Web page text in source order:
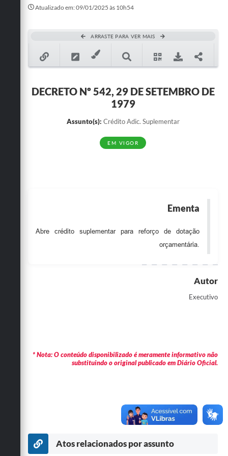
Mapa do Site
SIC
Emprega
Links
Secretarias
Atualizado em: 09/01/2025 às 10h54
ARRASTE PARA VER MAIS
DECRETO Nº 542, 29 DE SETEMBRO DE
1979
Assunto(s): Crédito Adic. Suplementar
EM VIGOR
Ementa
Abre crédito suplementar para reforço de dotação
orçamentária.
Autor
Executivo
* Nota: O conteúdo disponibilizado é meramente informativo não
substituindo o original publicado em Diário Oficial.
Atos relacionados por assunto